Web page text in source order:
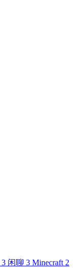
3 闲聊 3 Minecraft 2